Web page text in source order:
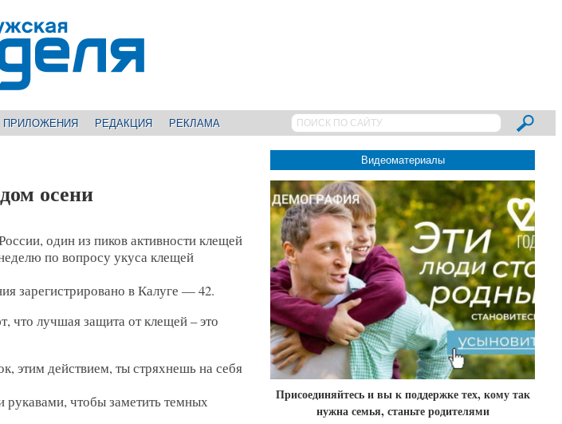
ПРИЛОЖЕНИЯ РЕДАКЦИЯ РЕКЛАМА
осени
один из пиков активности клещей
по вопросу укуса клещей
зарегистрировано в Калуге — 42.
лучшая защита от клещей – это
этим действием, ты стряхнешь на себя
чтобы заметить темных
Видеоматериалы
Присоединяйтесь и вы к поддержке тех, кому так
нужна семья, станьте родителями